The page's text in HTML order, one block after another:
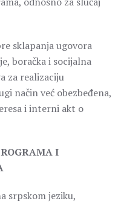
sklapanja ugovora
boračka i socijalna
za realizaciju
način već obezbeđena,
i interni akt o
I
srpskom jeziku,